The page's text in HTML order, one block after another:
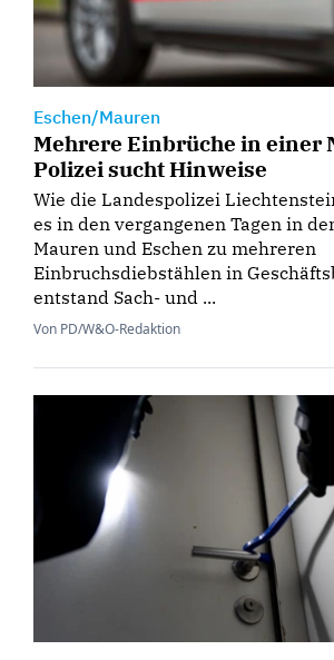
Eschen/Mauren
Mehrere Einbrüche in einer
Polizei sucht Hinweise
Wie die Landespolizei
es in den vergangenen Tagen in
Mauren und Eschen zu mehreren
Einbruchsdiebstählen in
entstand Sach- und ...
Von PD/W&O-Redaktion